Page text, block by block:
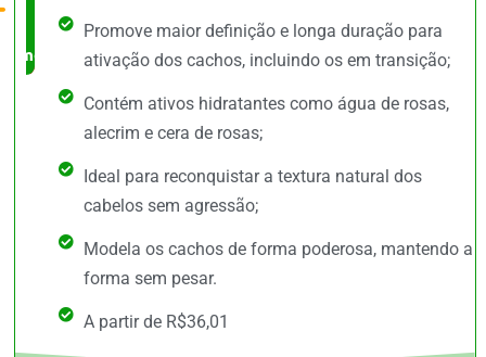
no
mercado
Promove maior definição e longa duração para
ativação dos cachos, incluindo os em transição;
Contém ativos hidratantes como água de rosas,
alecrim e cera de rosas;
Ideal para reconquistar a textura natural dos
cabelos sem agressão;
Modela os cachos de forma poderosa, mantendo a
forma sem pesar.
A partir de R$36,01